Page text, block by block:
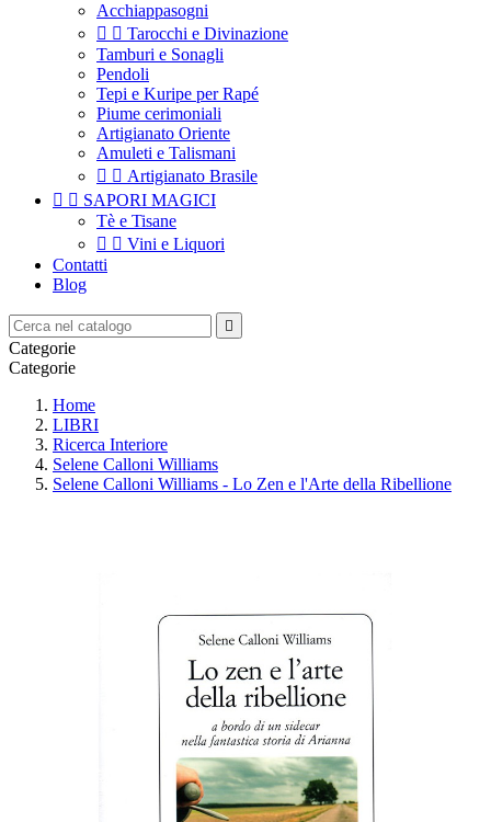
Acchiappasogni
  Tarocchi e Divinazione
Tamburi e Sonagli
Pendoli
Tepi e Kuripe per Rapé
Piume cerimoniali
Artigianato Oriente
Amuleti e Talismani
  Artigianato Brasile
  SAPORI MAGICI
Tè e Tisane
  Vini e Liquori
Contatti
Blog

Categorie
Categorie
Home
LIBRI
Ricerca Interiore
Selene Calloni Williams
Selene Calloni Williams - Lo Zen e l'Arte della Ribellione